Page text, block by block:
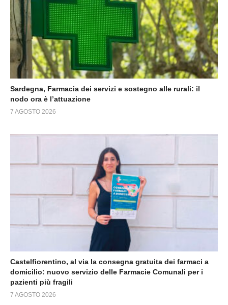
Sardegna, Farmacia dei servizi e sostegno alle rurali: il
nodo ora è l’attuazione
7 AGOSTO 2026
Castelfiorentino, al via la consegna gratuita dei farmaci a
domicilio: nuovo servizio delle Farmacie Comunali per i
pazienti più fragili
7 AGOSTO 2026